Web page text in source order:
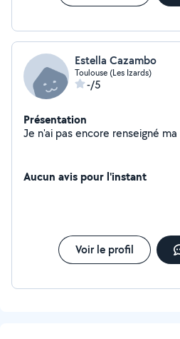
Estella Cazambo
Toulouse (Les Izards)
-/5
Présentation
Aucun avis pour l'instant
Voir le profil